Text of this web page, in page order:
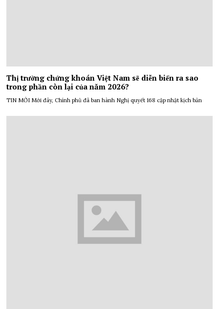
Thị trường chứng khoán Việt Nam sẽ diễn biến ra sao
trong phần còn lại của năm 2026?
TIN MỚI Mới đây, Chính phủ đã ban hành Nghị quyết 168 cập nhật kịch bản